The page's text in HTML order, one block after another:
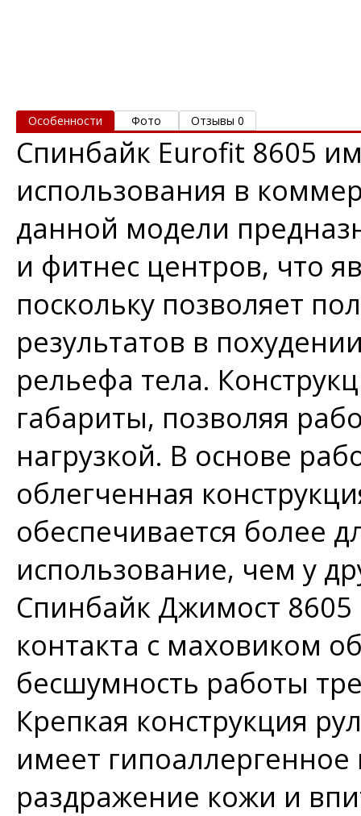
Особенности Фото Отзывы 0
Спинбайк Eurofit 8605
использования в
данной модели
и фитнес центров, что
поскольку позволяет
результатов в
рельефа тела.
габариты, позволяя
нагрузкой. В основе
облегченная
обеспечивается более
использование, чем у
Спинбайк Джимoст
контакта с маховиком
бесшумность работы
Крепкая конструкция
имеет
раздражение кожи и